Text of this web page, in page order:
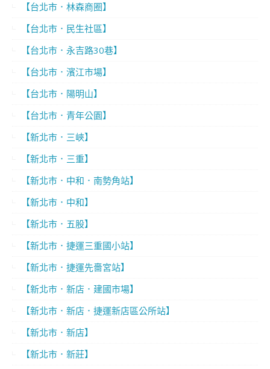
【台北市．林森商圈】
【台北市．民生社區】
【台北市．永吉路30巷】
【台北市．濱江市場】
【台北市．陽明山】
【台北市．青年公園】
【新北市．三峽】
【新北市．三重】
【新北市．中和．南勢角站】
【新北市．中和】
【新北市．五股】
【新北市．捷運三重國小站】
【新北市．捷運先嗇宮站】
【新北市．新店．建國市場】
【新北市．新店．捷運新店區公所站】
【新北市．新店】
【新北市．新莊】